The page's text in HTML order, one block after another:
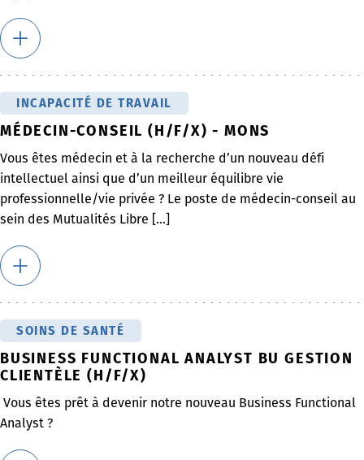
INCAPACITÉ DE TRAVAIL
MÉDECIN-CONSEIL (H/F/X) - MONS
Vous êtes médecin et à la recherche d’un nouveau défi
intellectuel ainsi que d’un meilleur équilibre vie
professionnelle/vie privée ? Le poste de médecin-conseil au
sein des Mutualités Libre [...]
SOINS DE SANTÉ
BUSINESS FUNCTIONAL ANALYST BU GESTION
CLIENTÈLE (H/F/X)
Vous êtes prêt à devenir notre nouveau Business Functional
Analyst ?